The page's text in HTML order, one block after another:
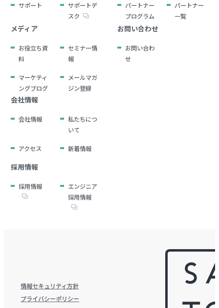
サポート
サポートデ
スク
パートナー
プログラム
パートナー
一覧
メディア
お役立ち資
料
セミナー情
報
マーケティ
ングブログ
メールマガ
ジン登録
お問い合わせ
お問い合わ
せ
会社情報
会社情報
私たちにつ
いて
アクセス 新着情報
採用情報
採用情報
エンジニア
採用情報
情報セキュリティ方針
プライバシーポリシー